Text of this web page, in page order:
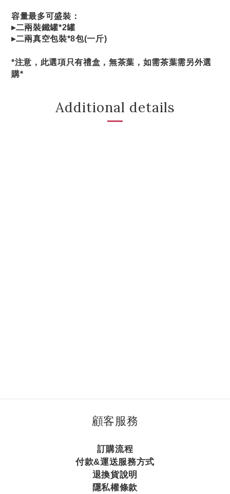
容量最多可盛裝：
▸二兩裝鐵罐*2罐
▸二兩真空包裝*8包(一斤)
*注意，此選項只有禮盒，無茶葉，如需茶葉需另外選
購*
Additional details
顧客服務
訂購流程
付款&運送服務方式
退換貨說明
隱私權條款